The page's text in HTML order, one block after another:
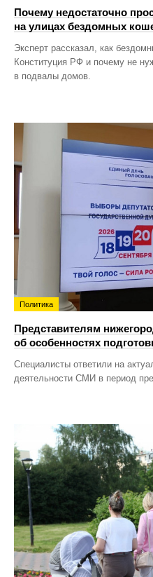
Почему недостаточно
на улицах бездомных
Эксперт рассказал, как
Конституция РФ и почему не
в подвалы домов.
Политика
Представителям
об особенностях
Специалисты ответили на
деятельности СМИ в период